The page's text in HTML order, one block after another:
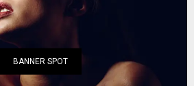
BANNER SPOT